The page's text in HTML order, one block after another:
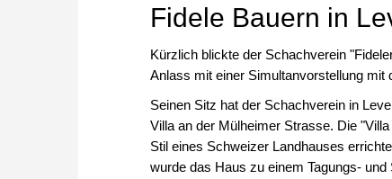
Fidele Bauern in
Kürzlich blickte der Schachverein
Anlass mit einer Simultanvorstellung
Seinen Sitz hat der Schachverein in
Villa an der Mülheimer Strasse. Die
Stil eines Schweizer Landhauses
wurde das Haus zu einem Tagungs-